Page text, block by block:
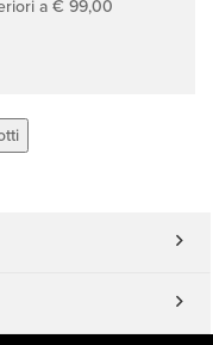
a € 99,00